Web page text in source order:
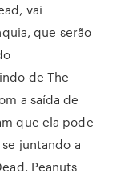
vai
que serão
de The
a saída de
que ela pode
juntando a
Peanuts